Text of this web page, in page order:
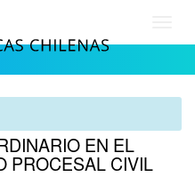
EN EL
PROCESAL CIVIL